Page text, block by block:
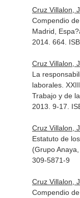
Cruz Villalon,
Compendio
Madrid,
2014. 664.
Cruz Villalon,
La
laborales.
Trabajo y de
2013. 9-17.
Cruz Villalon,
Estatuto de
(Grupo
309-5871-9
Cruz Villalon,
Compendio